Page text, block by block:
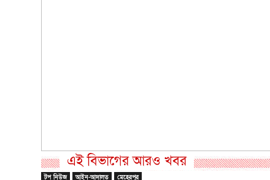
টপ নিউজ আইন-আদালত মেহেরপুর
এই বিভাগের আরও খবর